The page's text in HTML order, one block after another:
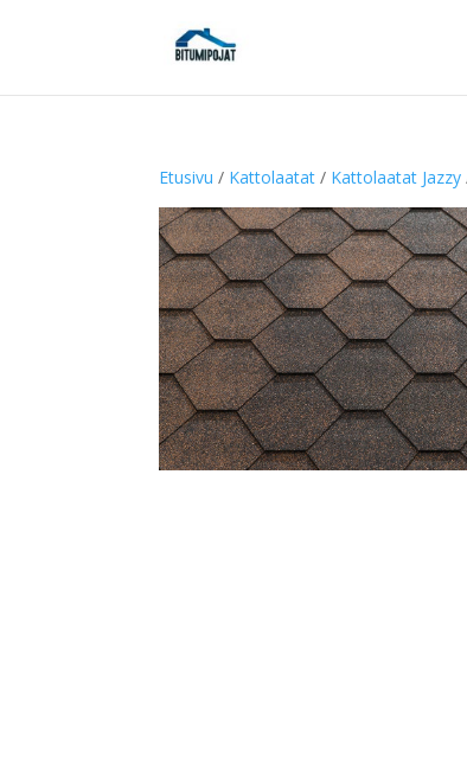
Etusivu / Kattolaatat / Kattolaatat Jazzy